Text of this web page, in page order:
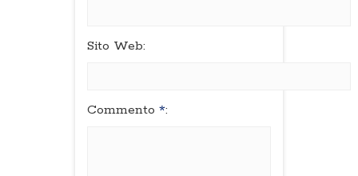
Sito Web:
Commento *: